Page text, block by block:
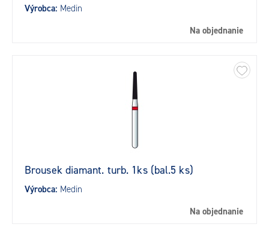
Výrobca: Medin
Na objednanie
Brousek diamant. turb. 1ks (bal.5 ks)
Výrobca: Medin
Na objednanie